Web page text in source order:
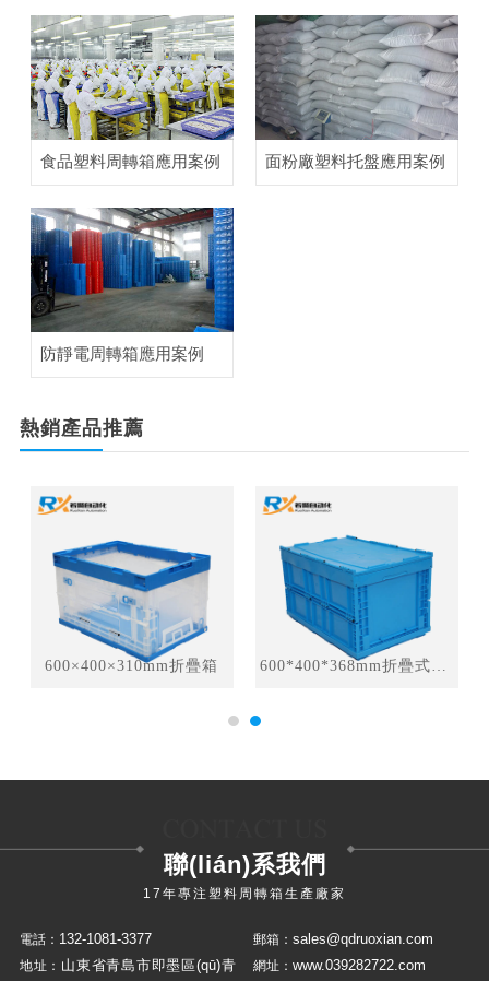
食品塑料周轉箱應用案例 面粉廠塑料托盤應用案例
防靜電周轉箱應用案例
熱銷產品推薦
600×400×310mm折疊箱 600*400*368mm折疊式周轉箱
聯(lián)系我們
17年專注塑料周轉箱生產廠家
電話： 132-1081-3377
地址： 山東省青島市即墨區(qū)青
郵箱：sales@qdruoxian.com
網址：www.039282722.com